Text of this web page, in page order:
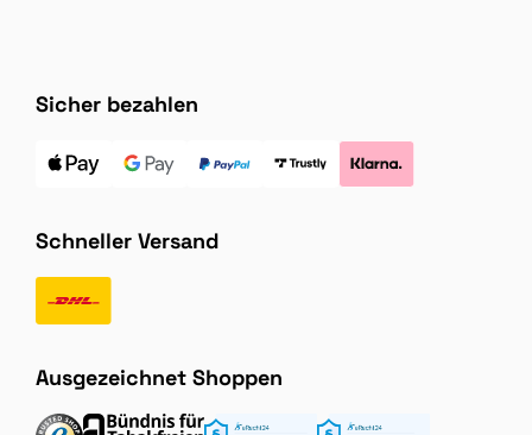
Sicher bezahlen
Schneller Versand
Ausgezeichnet Shoppen